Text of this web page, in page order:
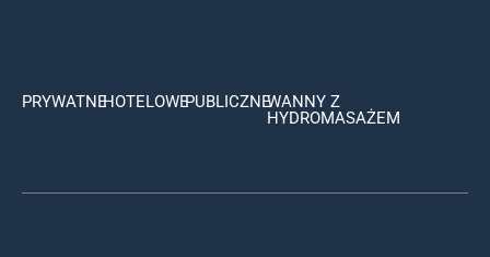
PRYWATNEHOTELOWEPUBLICZNEWANNY Z
HYDROMASAŻEM